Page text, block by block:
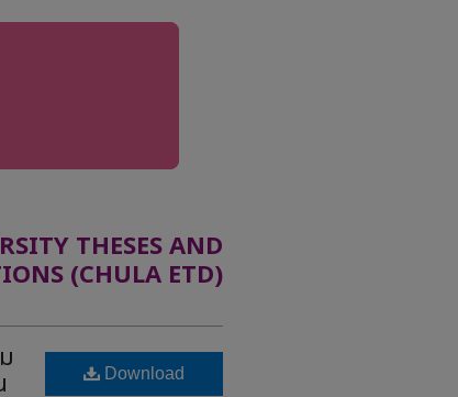
THESES AND
(CHULA ETD)
Download